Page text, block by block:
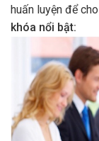
huấn luyện để
khóa nổi bật: